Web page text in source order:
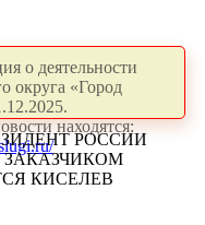
о деятельности
округа «Город
находятся:
РОССИИ
КИСЕЛЕВ